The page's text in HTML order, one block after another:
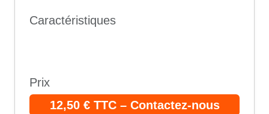
Caractéristiques
Prix
12,50 € TTC – Contactez-nous